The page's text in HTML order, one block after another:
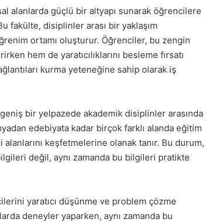
alanlarda güçlü bir altyapı sunarak öğrencilere
fakülte, disiplinler arası bir yaklaşım
ortamı oluşturur. Öğrenciler, bu zengin
hem de yaratıcılıklarını besleme fırsatı
kurma yeteneğine sahip olarak iş
bir yelpazede akademik disiplinler arasında
edebiyata kadar birçok farklı alanda eğitim
keşfetmelerine olanak tanır. Bu durum,
değil, aynı zamanda bu bilgileri pratikte
yaratıcı düşünme ve problem çözme
deneyler yaparken, aynı zamanda bu